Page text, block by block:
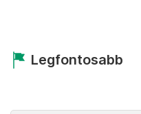
Legfontosabb